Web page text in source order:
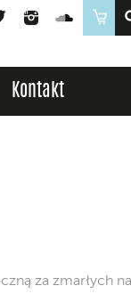
Twitter Instagram
Kontakt
za zmarłych na